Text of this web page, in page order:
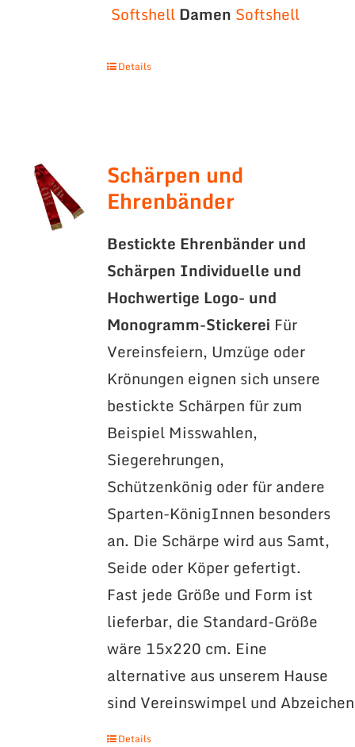
Softshell Damen Softshell
Details
Schärpen und
Ehrenbänder
Bestickte Ehrenbänder und
Schärpen Individuelle und
Hochwertige Logo- und
Monogramm-Stickerei Für
Vereinsfeiern, Umzüge oder
Krönungen eignen sich unsere
bestickte Schärpen für zum
Beispiel Misswahlen,
Siegerehrungen,
Schützenkönig oder für andere
Sparten-KönigInnen besonders
an. Die Schärpe wird aus Samt,
Seide oder Köper gefertigt.
Fast jede Größe und Form ist
lieferbar, die Standard-Größe
wäre 15x220 cm. Eine
alternative aus unserem Hause
sind Vereinswimpel und
Details